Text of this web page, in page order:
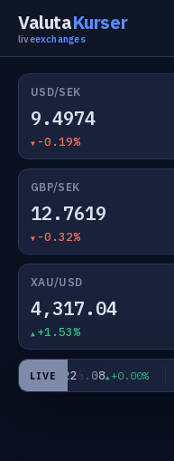
ValutaKurser
liveexchanges
USD/SEK
9.4974
-0.19%
GBP/SEK
12.7619
-0.32%
XAU/USD
4,317.04
+1.53%
LIVE
USD64,226.08 +0.00%